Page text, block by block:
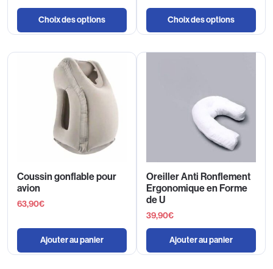
Choix des options Choix des options
Coussin gonflable pour
avion
63,90€
Ajouter au panier
Oreiller Anti Ronflement
Ergonomique en Forme
de U
39,90€
Ajouter au panier